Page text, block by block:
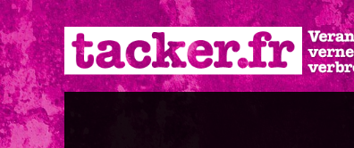
Direkt
zum
Inhalt